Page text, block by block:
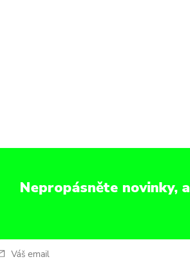
Nepropásněte novinky,